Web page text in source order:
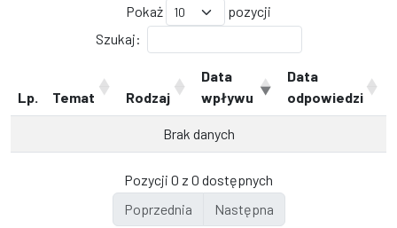
Pokaż
pozycji
Szukaj:
Lp. Temat Rodzaj
Data
wpływu
Data
odpowiedzi
Brak danych
Pozycji 0 z 0 dostępnych
Poprzednia
Następna